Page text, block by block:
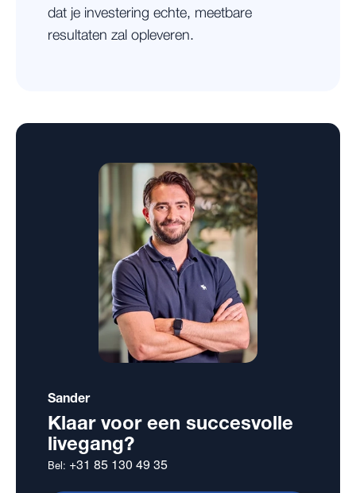
dat je investering echte, meetbare
resultaten zal opleveren.
Sander
Klaar voor een succesvolle
livegang?
Bel: +31 85 130 49 35